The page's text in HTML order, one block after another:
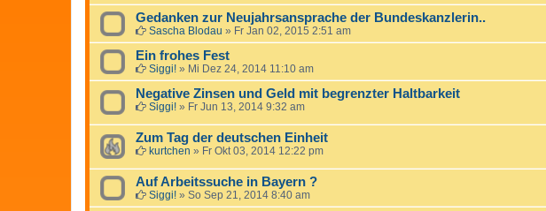
Gedanken zur Neujahrsansprache der Bundeskanzlerin..
Sascha Blodau » Fr Jan 02, 2015 2:51 am
Ein frohes Fest
Siggi! » Mi Dez 24, 2014 11:10 am
Negative Zinsen und Geld mit begrenzter Haltbarkeit
Siggi! » Fr Jun 13, 2014 9:32 am
Zum Tag der deutschen Einheit
kurtchen » Fr Okt 03, 2014 12:22 pm
Auf Arbeitssuche in Bayern ?
Siggi! » So Sep 21, 2014 8:40 am